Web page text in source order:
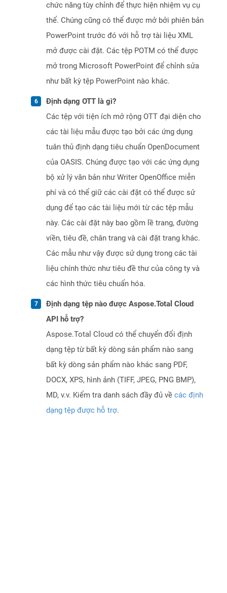
chức năng tùy chỉnh để thực hiện nhiệm vụ cụ
thể. Chúng cũng có thể được mở bởi phiên bản
PowerPoint trước đó với hỗ trợ tài liệu XML
mở được cài đặt. Các tệp POTM có thể được
mở trong Microsoft PowerPoint để chỉnh sửa
như bất kỳ tệp PowerPoint nào khác.
Định dạng OTT là gì?
Các tệp với tiện ích mở rộng OTT đại diện cho
các tài liệu mẫu được tạo bởi các ứng dụng
tuân thủ định dạng tiêu chuẩn OpenDocument
của OASIS. Chúng được tạo với các ứng dụng
bộ xử lý văn bản như Writer OpenOffice miễn
phí và có thể giữ các cài đặt có thể được sử
dụng để tạo các tài liệu mới từ các tệp mẫu
này. Các cài đặt này bao gồm lề trang, đường
viền, tiêu đề, chân trang và cài đặt trang khác.
Các mẫu như vậy được sử dụng trong các tài
liệu chính thức như tiêu đề thư của công ty và
các hình thức tiêu chuẩn hóa.
Định dạng tệp nào được Aspose.Total Cloud
API hỗ trợ?
Aspose.Total Cloud có thể chuyển đổi định
dạng tệp từ bất kỳ dòng sản phẩm nào sang
bất kỳ dòng sản phẩm nào khác sang PDF,
DOCX, XPS, hình ảnh (TIFF, JPEG, PNG BMP),
MD, v.v. Kiểm tra danh sách đầy đủ về các định
dạng tệp được hỗ trợ.